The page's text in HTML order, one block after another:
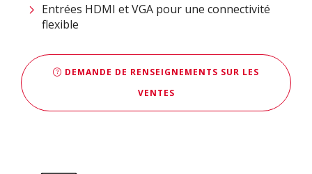
Entrées HDMI et VGA pour une connectivité
flexible
DEMANDE DE RENSEIGNEMENTS SUR LES
VENTES